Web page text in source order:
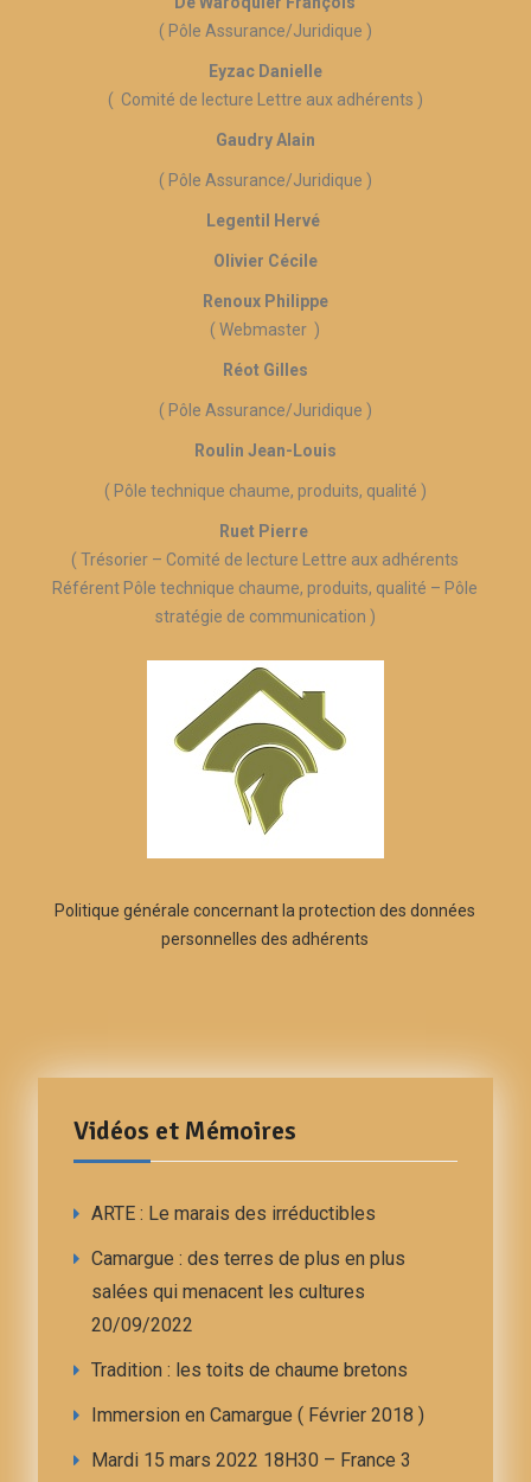
( Pôle Assurance/Juridique )
Eyzac Danielle
( Comité de lecture Lettre aux adhérents )
Gaudry Alain
( Pôle Assurance/Juridique )
Legentil Hervé
Olivier Cécile
Renoux Philippe
( Webmaster )
Réot Gilles
( Pôle Assurance/Juridique )
Roulin Jean-Louis
( Pôle technique chaume, produits, qualité )
Ruet Pierre
( Trésorier – Comité de lecture Lettre aux adhérents
Référent Pôle technique chaume, produits, qualité – Pôle
stratégie de communication )
Politique générale concernant la protection des données
personnelles des adhérents
Vidéos et Mémoires
ARTE : Le marais des irréductibles
Camargue : des terres de plus en plus
salées qui menacent les cultures
20/09/2022
Tradition : les toits de chaume bretons
Immersion en Camargue ( Février 2018 )
Mardi 15 mars 2022 18H30 – France 3